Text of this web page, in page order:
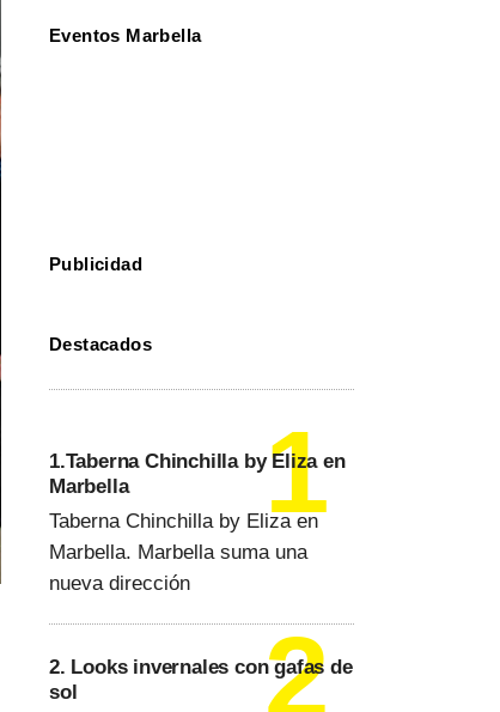
Eventos Marbella
Publicidad
Destacados
1.Taberna Chinchilla by Eliza en
Marbella
Taberna Chinchilla by Eliza en
Marbella. Marbella suma una
nueva dirección
2. Looks invernales con gafas de
sol